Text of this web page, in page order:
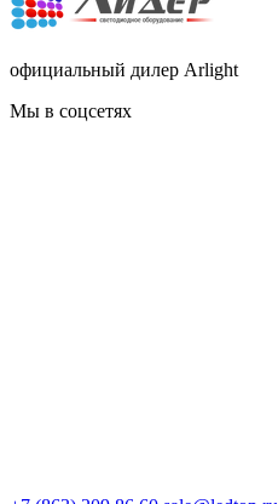
официальный дилер Arlight
Мы в соцсетях